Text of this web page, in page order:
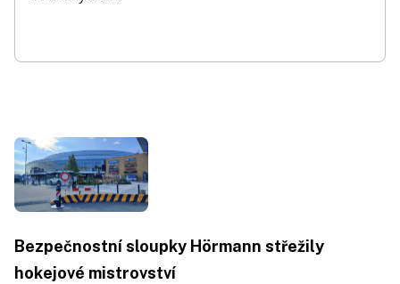
Bezpečnostní sloupky Hörmann střežily
hokejové mistrovství